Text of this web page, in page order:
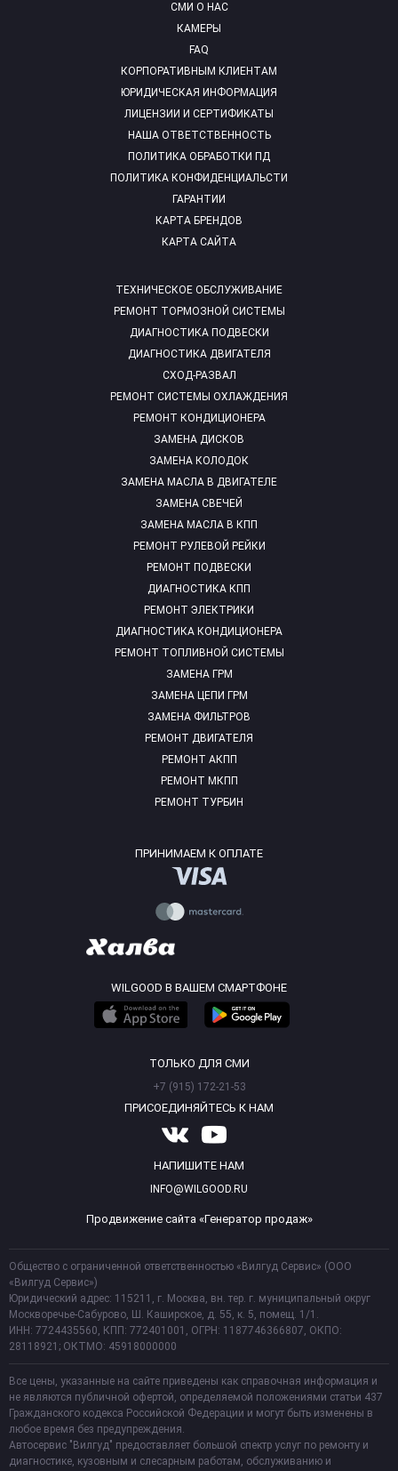
СМИ О НАС
КАМЕРЫ
FAQ
ТЕХНИЧЕСКОЕ ОБСЛУЖИВАНИЕ
РЕМОНТ ТОРМОЗНОЙ СИСТЕМЫ
ДИАГНОСТИКА ПОДВЕСКИ
ДИАГНОСТИКА ДВИГАТЕЛЯ
СХОД-РАЗВАЛ
РЕМОНТ СИСТЕМЫ ОХЛАЖДЕНИЯ
РЕМОНТ КОНДИЦИОНЕРА
ЗАМЕНА ДИСКОВ
ЗАМЕНА КОЛОДОК
ЗАМЕНА МАСЛА В ДВИГАТЕЛЕ
ЗАМЕНА СВЕЧЕЙ
ЗАМЕНА МАСЛА В КПП
РЕМОНТ РУЛЕВОЙ РЕЙКИ
РЕМОНТ ПОДВЕСКИ
ДИАГНОСТИКА КПП
РЕМОНТ ЭЛЕКТРИКИ
ДИАГНОСТИКА КОНДИЦИОНЕРА
РЕМОНТ ТОПЛИВНОЙ СИСТЕМЫ
ЗАМЕНА ГРМ
ЗАМЕНА ЦЕПИ ГРМ
ЗАМЕНА ФИЛЬТРОВ
РЕМОНТ ДВИГАТЕЛЯ
РЕМОНТ АКПП
РЕМОНТ МКПП
РЕМОНТ ТУРБИН
КОРПОРАТИВНЫМ КЛИЕНТАМ
ЮРИДИЧЕСКАЯ ИНФОРМАЦИЯ
ЛИЦЕНЗИИ И СЕРТИФИКАТЫ
НАША ОТВЕТСТВЕННОСТЬ
ПОЛИТИКА ОБРАБОТКИ ПД
ПОЛИТИКА КОНФИДЕНЦИАЛЬСТИ
ГАРАНТИИ
КАРТА БРЕНДОВ
КАРТА САЙТА
ПРИНИМАЕМ К ОПЛАТЕ
WILGOOD В ВАШЕМ СМАРТФОНЕ
ТОЛЬКО ДЛЯ СМИ
+7 (915) 172-21-53
ПРИСОЕДИНЯЙТЕСЬ К НАМ
НАПИШИТЕ НАМ
INFO@WILGOOD.RU
Продвижение сайта «Генератор продаж»
Общество с ограниченной ответственностью «Вилгуд Сервис» (ООО
«Вилгуд Сервис»)
Юридический адрес: 115211, г. Москва, вн. тер. г. муниципальный округ
Москворечье-Сабурово, Ш. Каширское, д. 55, к. 5, помещ. 1/1.
ИНН: 7724435560, КПП: 772401001, ОГРН: 1187746366807, ОКПО:
28118921; ОКТМО: 45918000000
Все цены, указанные на сайте приведены как справочная информация и
не являются публичной офертой, определяемой положениями статьи 437
Гражданского кодекса Российской Федерации и могут быть изменены в
любое время без предупреждения.
Автосервис "Вилгуд" предоставляет большой спектр услуг по ремонту и
диагностике, кузовным и слесарным работам, обслуживанию и